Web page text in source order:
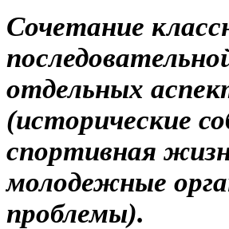
Сочетание
отдельных
(исторические
спортивная
молодежные
проблемы).